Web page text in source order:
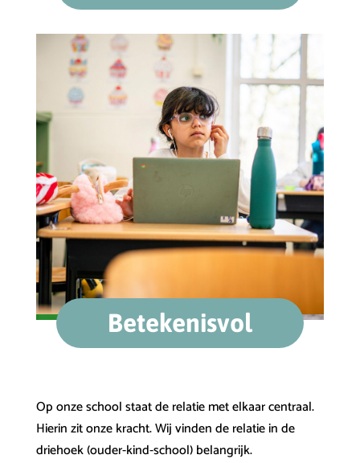
Betekenisvol
Op onze school staat de relatie met elkaar centraal.
Hierin zit onze kracht. Wij vinden de relatie in de
driehoek (ouder-kind-school) belangrijk.